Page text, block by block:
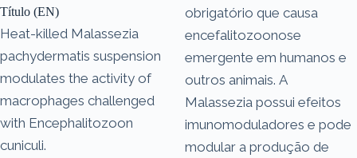
Título (EN)
Heat-killed Malassezia
pachydermatis suspension
modulates the activity of
macrophages challenged
with Encephalitozoon
cuniculi.
obrigatório que causa
encefalitozoonose
emergente em humanos e
outros animais. A
Malassezia possui efeitos
imunomoduladores e pode
modular a produção de